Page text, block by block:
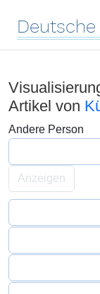
Deutsche
Artikel von
Andere Person
Anzeigen